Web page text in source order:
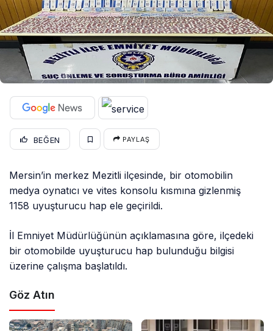
BEĞEN PAYLAŞ
Mersin’in merkez Mezitli ilçesinde, bir otomobilin
medya oynatıcı ve vites konsolu kısmına gizlenmiş
1158 uyuşturucu hap ele geçirildi.
İl Emniyet Müdürlüğünün açıklamasına göre, ilçedeki
bir otomobilde uyuşturucu hap bulunduğu bilgisi
üzerine çalışma başlatıldı.
Göz Atın